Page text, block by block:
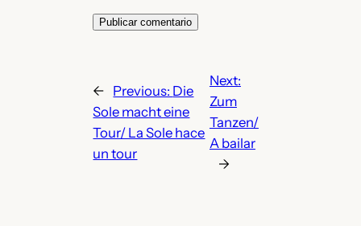
← Previous: Die
Sole macht eine
Tour/ La Sole hace
un tour
Next:
Zum
Tanzen/
A bailar
→